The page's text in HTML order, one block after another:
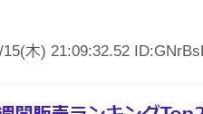
15(木) 21:09:32.52